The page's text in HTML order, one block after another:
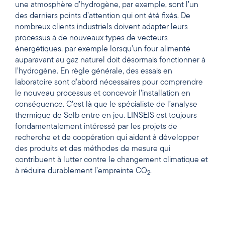
une atmosphère d’hydrogène, par exemple, sont l’un
des derniers points d’attention qui ont été fixés. De
nombreux clients industriels doivent adapter leurs
processus à de nouveaux types de vecteurs
énergétiques, par exemple lorsqu’un four alimenté
auparavant au gaz naturel doit désormais fonctionner à
l’hydrogène. En règle générale, des essais en
laboratoire sont d’abord nécessaires pour comprendre
le nouveau processus et concevoir l’installation en
conséquence. C’est là que le spécialiste de l’analyse
thermique de Selb entre en jeu. LINSEIS est toujours
fondamentalement intéressé par les projets de
recherche et de coopération qui aident à développer
des produits et des méthodes de mesure qui
contribuent à lutter contre le changement climatique et
à réduire durablement l’empreinte CO2.